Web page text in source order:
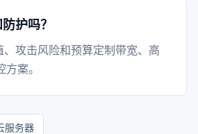
护吗？
、攻击风险和预算定制带宽、高
方案。
服务器